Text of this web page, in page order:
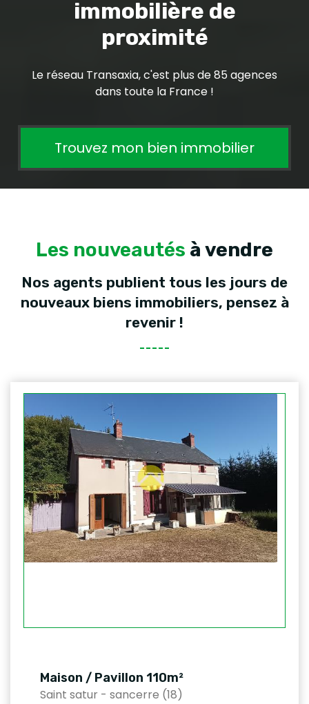
immobilière de
proximité
Le réseau Transaxia, c'est plus de 85 agences
dans toute la France !
Trouvez mon bien immobilier
Les nouveautés à vendre
Nos agents publient tous les jours de
nouveaux biens immobiliers, pensez à
revenir !
Maison / Pavillon 110m²
Saint satur - sancerre (18)